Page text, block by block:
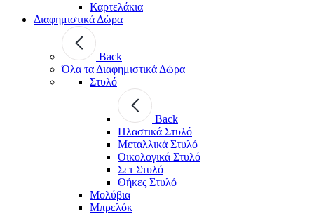
Καρτελάκια
Διαφημιστικά Δώρα
Back
Όλα τα Διαφημιστικά Δώρα
Στυλό
Back
Πλαστικά Στυλό
Μεταλλικά Στυλό
Οικολογικά Στυλό
Σετ Στυλό
Θήκες Στυλό
Μολύβια
Μπρελόκ